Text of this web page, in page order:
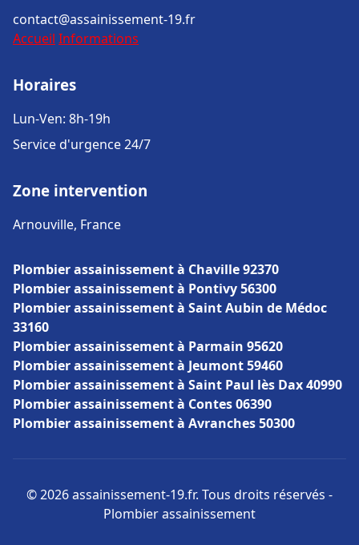
contact@assainissement-19.fr
Accueil Informations
Horaires
Lun-Ven: 8h-19h
Service d'urgence 24/7
Zone intervention
Arnouville, France
Plombier assainissement à Chaville 92370
Plombier assainissement à Pontivy 56300
Plombier assainissement à Saint Aubin de Médoc
33160
Plombier assainissement à Parmain 95620
Plombier assainissement à Jeumont 59460
Plombier assainissement à Saint Paul lès Dax 40990
Plombier assainissement à Contes 06390
Plombier assainissement à Avranches 50300
© 2026 assainissement-19.fr. Tous droits réservés -
Plombier assainissement